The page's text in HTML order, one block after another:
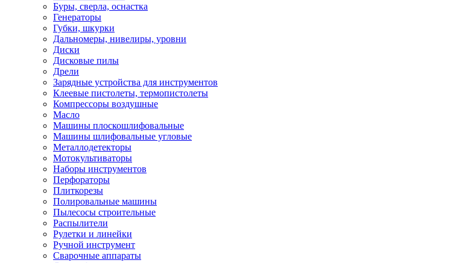
Буры, сверла, оснастка
Генераторы
Губки, шкурки
Дальномеры, нивелиры, уровни
Диски
Дисковые пилы
Дрели
Зарядные устройства для инструментов
Клеевые пистолеты, термопистолеты
Компрессоры воздушные
Масло
Машины плоскошлифовальные
Машины шлифовальные угловые
Металлодетекторы
Мотокультиваторы
Наборы инструментов
Перфораторы
Плиткорезы
Полировальные машины
Пылесосы строительные
Распылители
Рулетки и линейки
Ручной инструмент
Сварочные аппараты